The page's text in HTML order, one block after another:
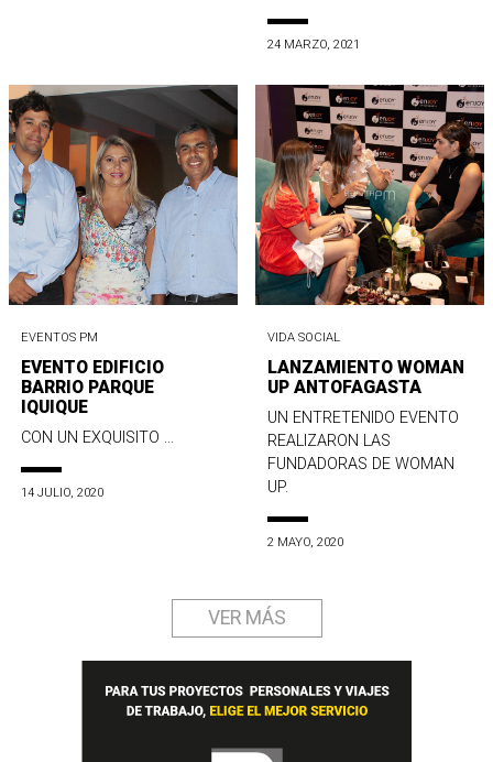
24 MARZO, 2021
EVENTOS PM
EVENTO EDIFICIO
BARRIO PARQUE
IQUIQUE
CON UN EXQUISITO ...
14 JULIO, 2020
VIDA SOCIAL
LANZAMIENTO WOMAN
UP ANTOFAGASTA
UN ENTRETENIDO EVENTO
REALIZARON LAS
FUNDADORAS DE WOMAN
UP.
2 MAYO, 2020
VER MÁS